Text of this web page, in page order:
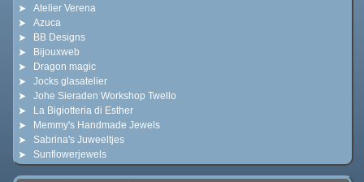
Atelier Verena
Azuca
BB Designs
Bijouxweb
Dragon magic
Jocks glasatelier
Johe Sieraden Workshop Twello
La Bigiotteria di Esther
Memmy's Handmade Jewels
Sabrina's Juweeltjes
Sunflowerjewels